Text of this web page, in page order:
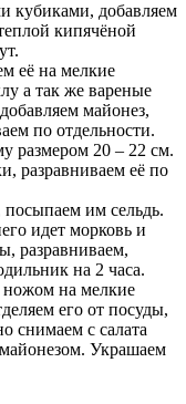
кубиками, добавляем
кипячёной
её на мелкие
а так же вареные
майонез,
по отдельности.
размером 20 – 22 см.
разравниваем её по
им сельдь.
идет морковь и
разравниваем,
на 2 часа.
ножом на мелкие
его от посуды,
снимаем с салата
Украшаем